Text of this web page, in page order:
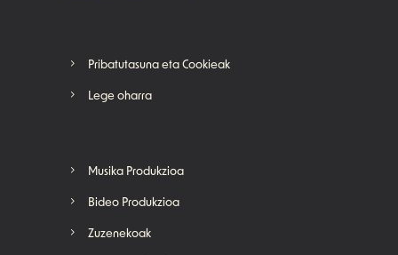
Pribatutasuna eta Cookieak
Lege oharra
Musika Produkzioa
Bideo Produkzioa
Zuzenekoak